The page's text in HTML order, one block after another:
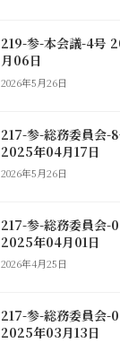
219-参-本会議-4号
月06日
2026年5月26日
217-参-総務委員会-
2025年04月17日
2026年5月26日
217-参-総務委員会-
2025年04月01日
2026年4月25日
217-参-総務委員会-
2025年03月13日